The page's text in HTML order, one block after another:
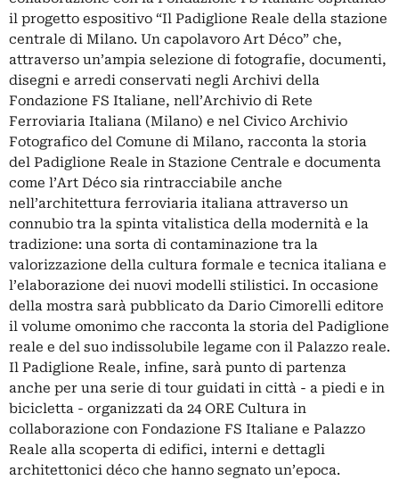
il progetto espositivo “Il Padiglione Reale della stazione
centrale di Milano. Un capolavoro Art Déco” che,
attraverso un’ampia selezione di fotografie, documenti,
disegni e arredi conservati negli Archivi della
Fondazione FS Italiane, nell’Archivio di Rete
Ferroviaria Italiana (Milano) e nel Civico Archivio
Fotografico del Comune di Milano, racconta la storia
del Padiglione Reale in Stazione Centrale e documenta
come l’Art Déco sia rintracciabile anche
nell’architettura ferroviaria italiana attraverso un
connubio tra la spinta vitalistica della modernità e la
tradizione: una sorta di contaminazione tra la
valorizzazione della cultura formale e tecnica italiana e
l’elaborazione dei nuovi modelli stilistici. In occasione
della mostra sarà pubblicato da Dario Cimorelli editore
il volume omonimo che racconta la storia del Padiglione
reale e del suo indissolubile legame con il Palazzo reale.
Il Padiglione Reale, infine, sarà punto di partenza
anche per una serie di tour guidati in città - a piedi e in
bicicletta - organizzati da 24 ORE Cultura in
collaborazione con Fondazione FS Italiane e Palazzo
Reale alla scoperta di edifici, interni e dettagli
architettonici déco che hanno segnato un’epoca.